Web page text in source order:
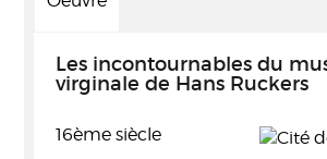
Les incontournables du
virginale de Hans Ruckers
16ème siècle